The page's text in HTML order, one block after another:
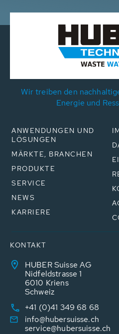
Wir treiben den
Energie und
ANWENDUNGEN UND
LÖSUNGEN
MÄRKTE, BRANCHEN
PRODUKTE
SERVICE
NEWS
KARRIERE
KONTAKT
HUBER Suisse AG
Nidfeldstrasse 1
6010 Kriens
Schweiz
+41 (0)41 349 68 68
info@hubersuisse.ch
service@hubersuisse.ch